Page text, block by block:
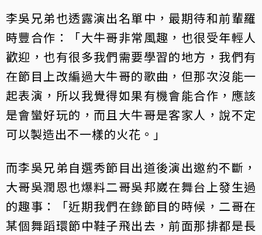
李吳兄弟也透露演出名單中，最期待和前輩羅
時豐合作：「大牛哥非常風趣，也很受年輕人
歡迎，也有很多我們需要學習的地方，我們有
在節目上改編過大牛哥的歌曲，但那次沒能一
起表演，所以我覺得如果有機會能合作，應該
是會蠻好玩的，而且大牛哥是客家人，說不定
可以製造出不一樣的火花。」
而李吳兄弟自選秀節目出道後演出邀約不斷，
大哥吳潤恩也爆料二哥吳邦崴在舞台上發生過
的趣事：「近期我們在錄節目的時候，二哥在
某個舞蹈環節中鞋子飛出去，前面那排都是長